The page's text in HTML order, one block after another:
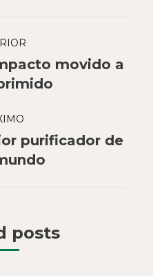
Post
movido a
post:
purificador de
posts